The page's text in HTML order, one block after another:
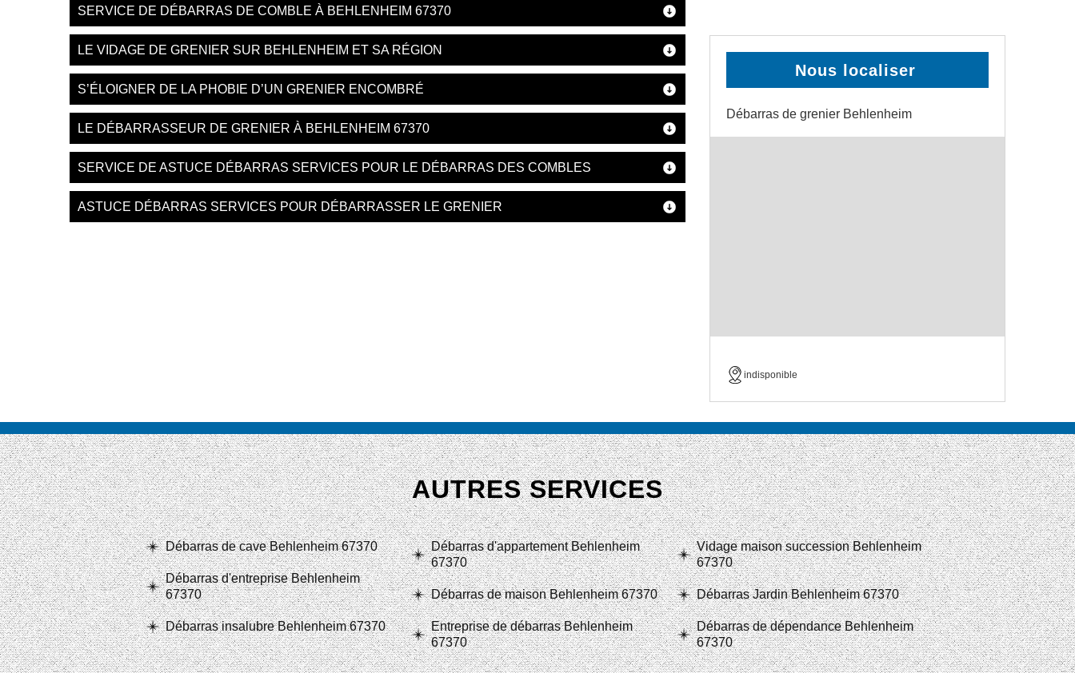
SERVICE DE DÉBARRAS DE COMBLE À BEHLENHEIM 67370
LE VIDAGE DE GRENIER SUR BEHLENHEIM ET SA RÉGION
S’ÉLOIGNER DE LA PHOBIE D’UN GRENIER ENCOMBRÉ
LE DÉBARRASSEUR DE GRENIER À BEHLENHEIM 67370
SERVICE DE ASTUCE DÉBARRAS SERVICES POUR LE DÉBARRAS DES COMBLES
ASTUCE DÉBARRAS SERVICES POUR DÉBARRASSER LE GRENIER
Nous localiser
Débarras de grenier Behlenheim
indisponible
AUTRES SERVICES
Débarras de cave Behlenheim 67370
Débarras d'entreprise Behlenheim
67370
Débarras insalubre Behlenheim 67370
Débarras d'appartement Behlenheim
67370
Débarras de maison Behlenheim 67370
Entreprise de débarras Behlenheim
67370
Vidage maison succession Behlenheim
67370
Débarras Jardin Behlenheim 67370
Débarras de dépendance Behlenheim
67370